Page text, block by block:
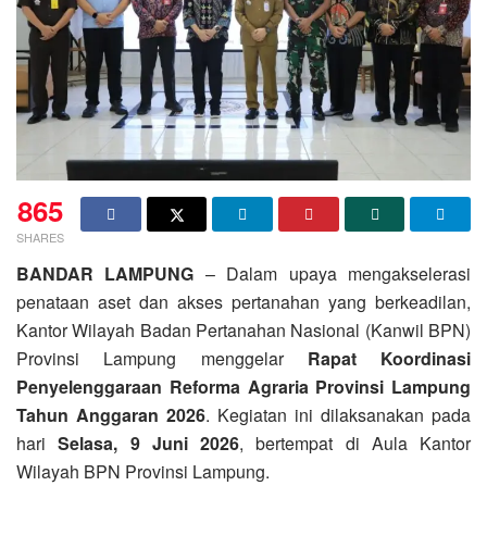
865
SHARES
BANDAR LAMPUNG – Dalam upaya mengakselerasi
penataan aset dan akses pertanahan yang berkeadilan,
Kantor Wilayah Badan Pertanahan Nasional (Kanwil BPN)
Provinsi Lampung menggelar Rapat Koordinasi
Penyelenggaraan Reforma Agraria Provinsi Lampung
Tahun Anggaran 2026. Kegiatan ini dilaksanakan pada
hariSelasa, 9 Juni 2026, bertempat di Aula Kantor
Wilayah BPN Provinsi Lampung.